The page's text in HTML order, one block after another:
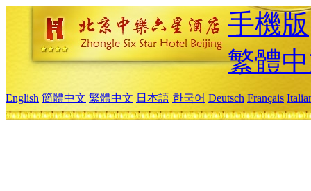
手機版
繁體
English 簡體中文 繁體中文 日本語 한국어 Deutsch Français